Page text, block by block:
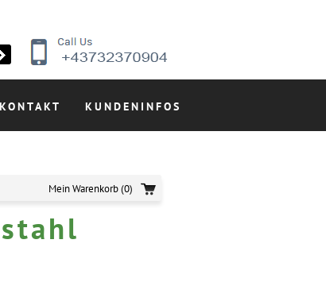
KONTAKT KUNDENINFOS
Mein Warenkorb(0)